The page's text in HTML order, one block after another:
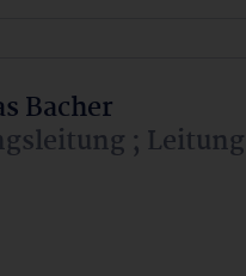
Bacher
; Leitung